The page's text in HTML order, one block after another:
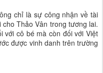
chỉ là sự công nhận về tài
Thảo Vân trong tương lai.
với cô bé mà còn đối với Việt
được vinh danh trên trường